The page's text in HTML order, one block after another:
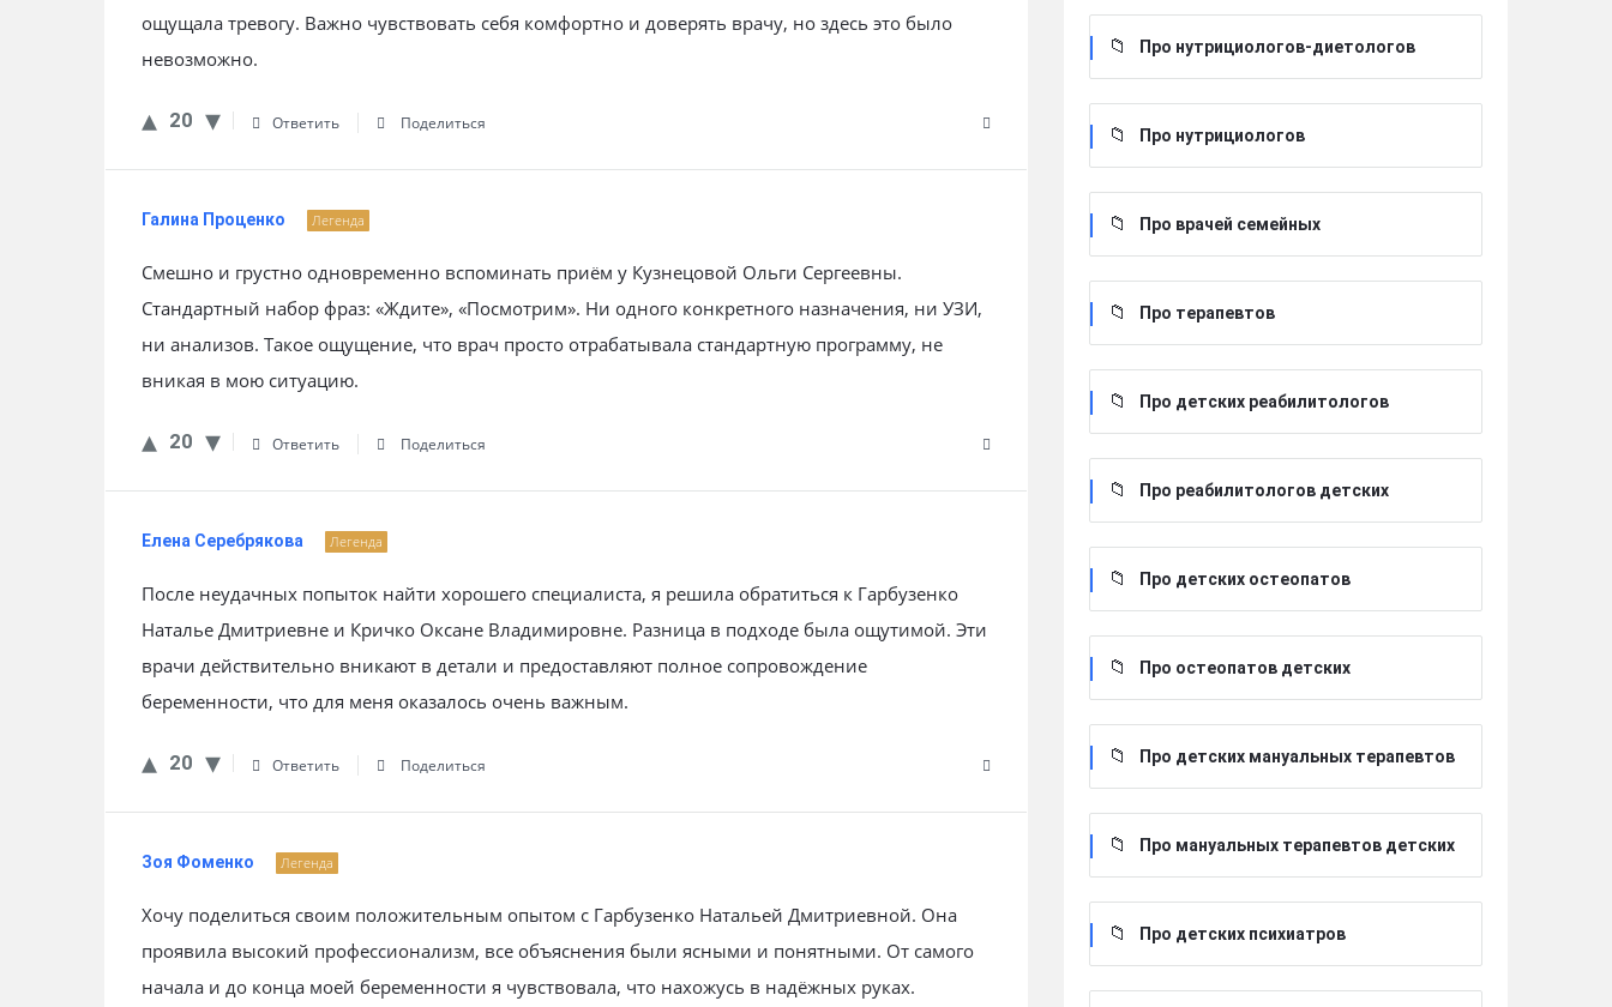
ощущала тревогу. Важно чувствовать себя комфортно и доверять врачу, но здесь это было
невозможно.
20 Ответить Поделиться
Галина Проценко Легенда
Смешно и грустно одновременно вспоминать приём у Кузнецовой Ольги Сергеевны.
Стандартный набор фраз: «Ждите», «Посмотрим». Ни одного конкретного назначения, ни УЗИ,
ни анализов. Такое ощущение, что врач просто отрабатывала стандартную программу, не
вникая в мою ситуацию.
20 Ответить Поделиться
Елена Серебрякова Легенда
После неудачных попыток найти хорошего специалиста, я решила обратиться к Гарбузенко
Наталье Дмитриевне и Кричко Оксане Владимировне. Разница в подходе была ощутимой. Эти
врачи действительно вникают в детали и предоставляют полное сопровождение
беременности, что для меня оказалось очень важным.
20 Ответить Поделиться
Зоя Фоменко Легенда
Хочу поделиться своим положительным опытом с Гарбузенко Натальей Дмитриевной. Она
проявила высокий профессионализм, все объяснения были ясными и понятными. От самого
начала и до конца моей беременности я чувствовала, что нахожусь в надёжных руках.
Про нутрициологов-диетологов
Про нутрициологов
Про врачей семейных
Про терапевтов
Про детских реабилитологов
Про реабилитологов детских
Про детских остеопатов
Про остеопатов детских
Про детских мануальных терапевтов
Про мануальных терапевтов детских
Про детских психиатров